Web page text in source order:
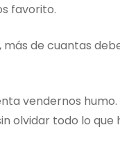
favorito.
más de cuantas
vendernos
olvidar todo lo que